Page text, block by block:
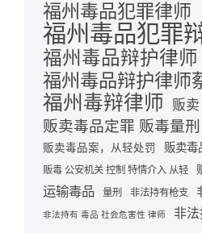
福州毒品犯罪律师
福州毒品犯罪
福州毒品辩护律师
福州毒品辩护律师
福州毒辩律师 贩卖
贩卖毒品定罪 贩毒量
贩卖毒品案，从轻处罚 贩卖毒
贩毒 公安机关 控制 特情介入 从轻
运输毒品 量刑 非法持有枪支
非法持有 毒品 社会危害性 律师 非